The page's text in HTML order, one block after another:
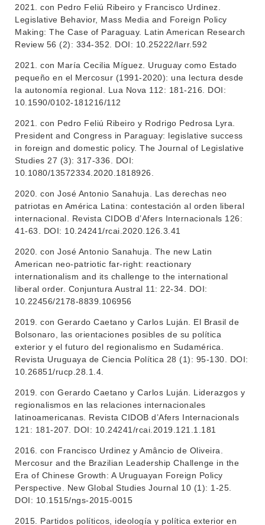
INSTITUCIONAL
BEDELÍA
2021. con Pedro Feliú Ribeiro y Francisco Urdinez.
Legislative Behavior, Mass Media and Foreign Policy
Making: The Case of Paraguay. Latin American Research
Review 56 (2): 334-352. DOI: 10.25222/larr.592
2021. con María Cecilia Míguez. Uruguay como Estado
pequeño en el Mercosur (1991-2020): una lectura desde
la autonomía regional. Lua Nova 112: 181-216. DOI:
10.1590/0102-181216/112
2021. con Pedro Feliú Ribeiro y Rodrigo Pedrosa Lyra.
President and Congress in Paraguay: legislative success
in foreign and domestic policy. The Journal of Legislative
Studies 27 (3): 317-336. DOI:
10.1080/13572334.2020.1818926.
2020. con José Antonio Sanahuja. Las derechas neo
patriotas en América Latina: contestación al orden liberal
internacional. Revista CIDOB d’Afers Internacionals 126:
41-63. DOI: 10.24241/rcai.2020.126.3.41
2020. con José Antonio Sanahuja. The new Latin
American neo-patriotic far-right: reactionary
internationalism and its challenge to the international
liberal order. Conjuntura Austral 11: 22-34. DOI:
10.22456/2178-8839.106956
2019. con Gerardo Caetano y Carlos Luján. El Brasil de
Bolsonaro, las orientaciones posibles de su política
exterior y el futuro del regionalismo en Sudamérica.
Revista Uruguaya de Ciencia Política 28 (1): 95-130. DOI:
10.26851/rucp.28.1.4.
2019. con Gerardo Caetano y Carlos Luján. Liderazgos y
regionalismos en las relaciones internacionales
latinoamericanas. Revista CIDOB d’Afers Internacionals
121: 181-207. DOI: 10.24241/rcai.2019.121.1.181
2016. con Francisco Urdinez y Amâncio de Oliveira.
Mercosur and the Brazilian Leadership Challenge in the
Era of Chinese Growth: A Uruguayan Foreign Policy
Perspective. New Global Studies Journal 10 (1): 1-25.
DOI: 10.1515/ngs-2015-0015
2015. Partidos políticos, ideología y política exterior en